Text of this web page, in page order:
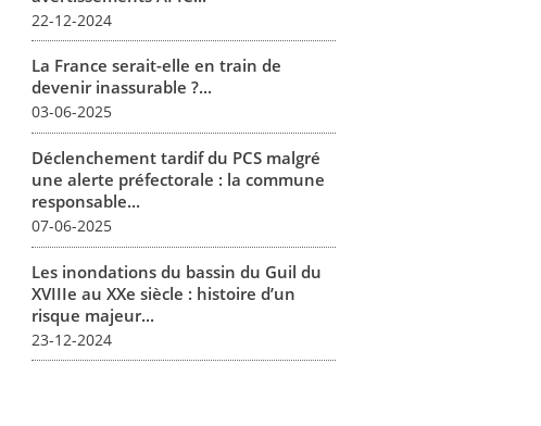
22-12-2024
La France serait-elle en train de
devenir inassurable ?...
03-06-2025
Déclenchement tardif du PCS malgré
une alerte préfectorale : la commune
responsable...
07-06-2025
Les inondations du bassin du Guil du
XVIIIe au XXe siècle : histoire d’un
risque majeur...
23-12-2024